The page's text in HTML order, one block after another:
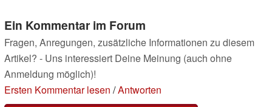
Ein Kommentar im Forum
Fragen, Anregungen, zusätzliche Informationen zu diesem
Artikel? - Uns interessiert Deine Meinung (auch ohne
Anmeldung möglich)!
Ersten Kommentar lesen /Antworten